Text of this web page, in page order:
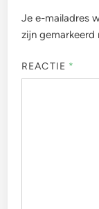
Je e-mailadres
zijn gemarkeerd
REACTIE *